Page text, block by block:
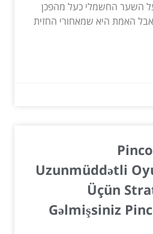
השער החשמלי כעל מהפכן
אבל האמת היא שמאחורי החזית
Uzunmüddətli
Üçün
Gəlmişsiniz